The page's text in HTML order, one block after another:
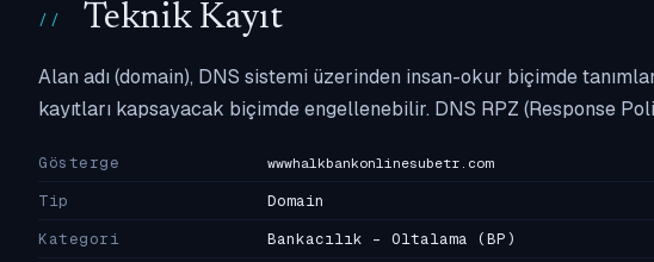
Teknik Kayıt
Alan adı (domain), DNS sistemi üzerinden insan-okur biçimde
kayıtları kapsayacak biçimde engellenebilir. DNS RPZ (Response
Gösterge wwwhalkbankonlinesubetr.com
Tip
Domain
Kategori
Bankacılık - Oltalama (BP)